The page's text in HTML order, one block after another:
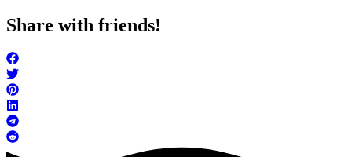
Share with friends!